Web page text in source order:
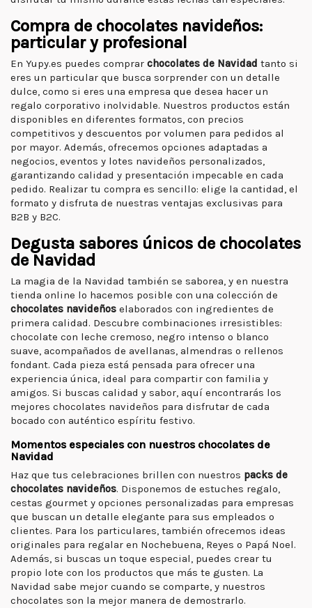
Compra de chocolates navideños:
particular y profesional
En Yupy.es puedes comprar chocolates de Navidad tanto si
eres un particular que busca sorprender con un detalle
dulce, como si eres una empresa que desea hacer un
regalo corporativo inolvidable. Nuestros productos están
disponibles en diferentes formatos, con precios
competitivos y descuentos por volumen para pedidos al
por mayor. Además, ofrecemos opciones adaptadas a
negocios, eventos y lotes navideños personalizados,
garantizando calidad y presentación impecable en cada
pedido. Realizar tu compra es sencillo: elige la cantidad, el
formato y disfruta de nuestras ventajas exclusivas para
B2B y B2C.
Degusta sabores únicos de chocolates
de Navidad
La magia de la Navidad también se saborea, y en nuestra
tienda online lo hacemos posible con una colección de
chocolates navideños elaborados con ingredientes de
primera calidad. Descubre combinaciones irresistibles:
chocolate con leche cremoso, negro intenso o blanco
suave, acompañados de avellanas, almendras o rellenos
fondant. Cada pieza está pensada para ofrecer una
experiencia única, ideal para compartir con familia y
amigos. Si buscas calidad y sabor, aquí encontrarás los
mejores chocolates navideños para disfrutar de cada
bocado con auténtico espíritu festivo.
Momentos especiales con nuestros chocolates de
Navidad
Haz que tus celebraciones brillen con nuestros packs de
chocolates navideños. Disponemos de estuches regalo,
cestas gourmet y opciones personalizadas para empresas
que buscan un detalle elegante para sus empleados o
clientes. Para los particulares, también ofrecemos ideas
originales para regalar en Nochebuena, Reyes o Papá Noel.
Además, si buscas un toque especial, puedes crear tu
propio lote con los productos que más te gusten. La
Navidad sabe mejor cuando se comparte, y nuestros
chocolates son la mejor manera de demostrarlo.